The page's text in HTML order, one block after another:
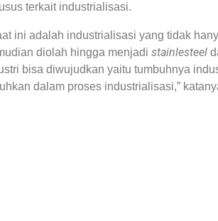
terkait industrialisasi.
ini adalah industrialisasi yang tidak
diolah hingga menjadi stainlesteel
bisa diwujudkan yaitu tumbuhnya
dalam proses industrialisasi,”